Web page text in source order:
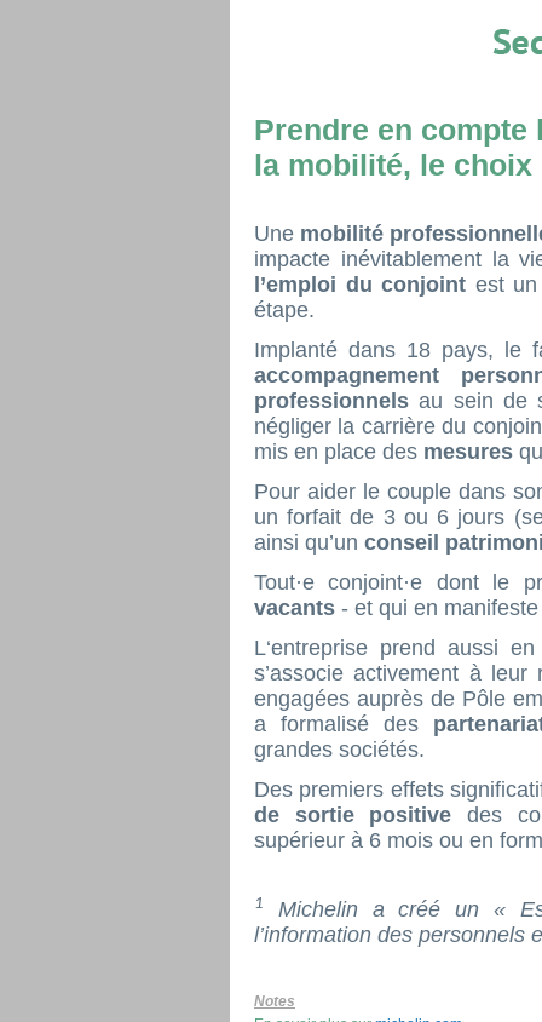
Prendre en compte
la mobilité, le choix
Une mobilité
impacte inévitablement la
l’emploi du conjoint est
étape.
Implanté dans 18 pays, le
accompagnement
professionnelsau sein de
négliger la carrière du
mis en place des mesures
Pour aider le couple dans
un forfait de 3 ou 6 jours
ainsi qu’un conseil
Tout·e conjoint·e dont le
vacants - et qui en
L‘entreprise prend aussi
s’associe activement à
engagées auprès de Pôle
a formalisé des
grandes sociétés.
Des premiers effets
de sortie positive des
supérieur à 6 mois ou en
1
Michelin a créé un «
l’information des personnels
Notes